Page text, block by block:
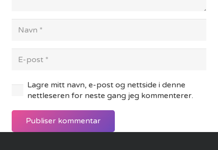
Lagre mitt navn, e-post og nettside i denne
nettleseren for neste gang jeg kommenterer.
Publiser kommentar